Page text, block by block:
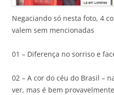
Negaciando só nesta foto, 4
valem sem mencionadas
01 – Diferença no sorriso e
02 – A cor do céu do Brasil –
ver, mas é bem